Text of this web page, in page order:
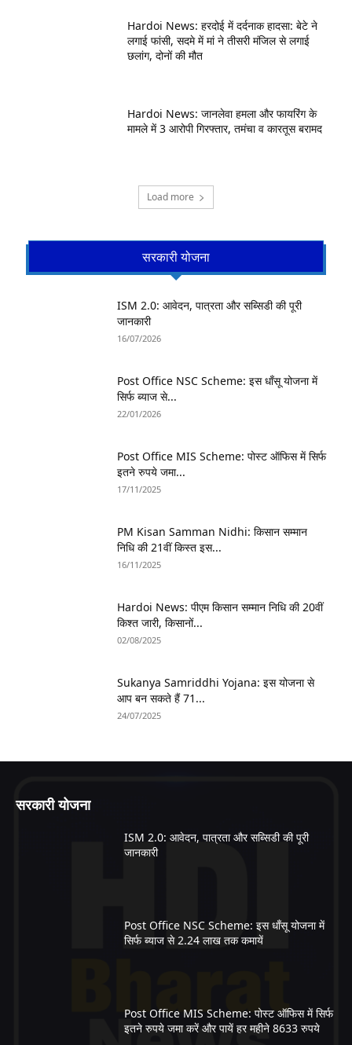
Hardoi News: हरदोई में दर्दनाक हादसा: बेटे ने
लगाई फांसी, सदमे में मां ने तीसरी मंजिल से लगाई
छलांग, दोनों की मौत
Hardoi News: जानलेवा हमला और फायरिंग के
मामले में 3 आरोपी गिरफ्तार, तमंचा व कारतूस बरामद
Load more
सरकारी योजना
ISM 2.0: आवेदन, पात्रता और सब्सिडी की पूरी
जानकारी
16/07/2026
Post Office NSC Scheme: इस धाँसू योजना में
सिर्फ ब्याज से...
22/01/2026
Post Office MIS Scheme: पोस्ट ऑफिस में सिर्फ
इतने रुपये जमा...
17/11/2025
PM Kisan Samman Nidhi: किसान सम्मान
निधि की 21वीं किस्त इस...
16/11/2025
Hardoi News: पीएम किसान सम्मान निधि की 20वीं
किश्त जारी, किसानों...
02/08/2025
Sukanya Samriddhi Yojana: इस योजना से
आप बन सकते हैं 71...
24/07/2025
सरकारी योजना
ISM 2.0: आवेदन, पात्रता और सब्सिडी की पूरी
जानकारी
Post Office NSC Scheme: इस धाँसू योजना में
सिर्फ ब्याज से 2.24 लाख तक कमायें
Post Office MIS Scheme: पोस्ट ऑफिस में सिर्फ
इतने रुपये जमा करें और पायें हर महीने 8633 रुपये